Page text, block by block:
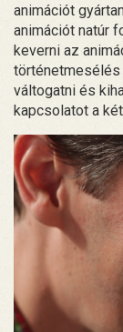
animációt
animációt natúr
keverni az
történetmesélés
váltogatni és
kapcsolatot a